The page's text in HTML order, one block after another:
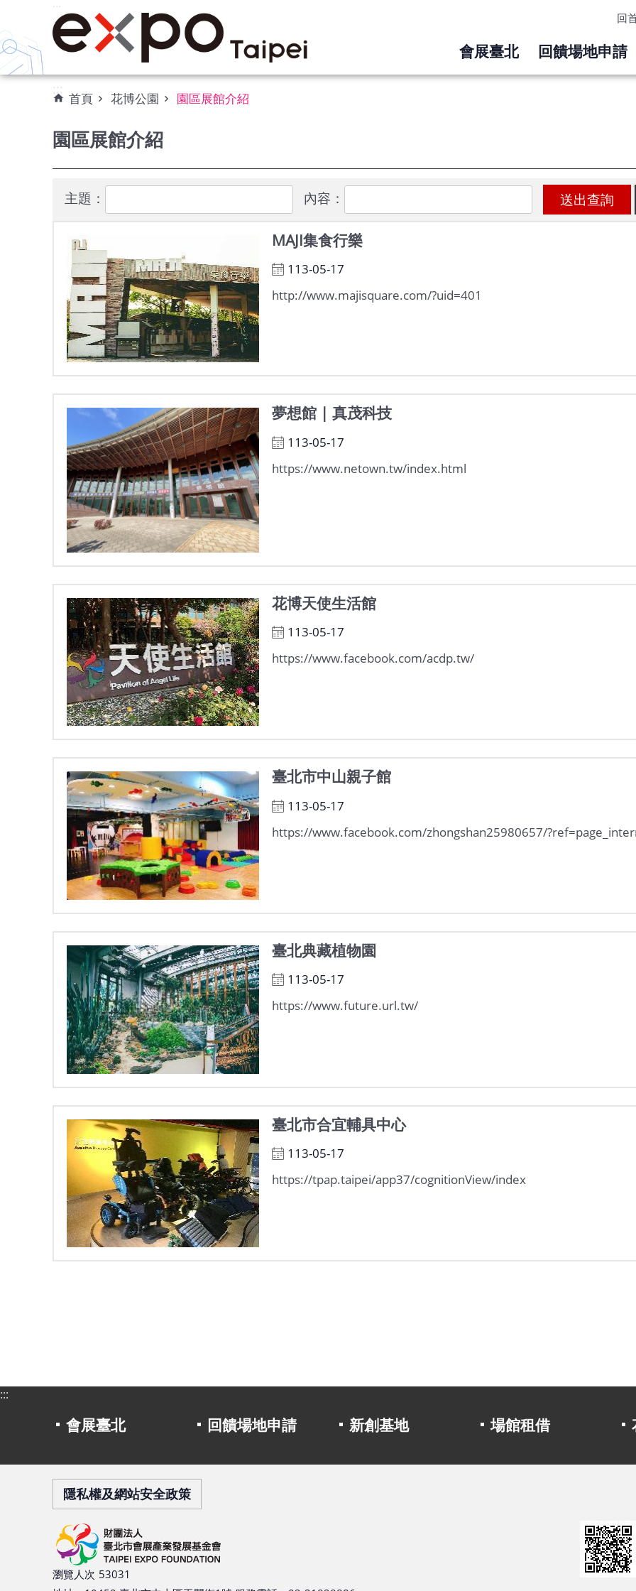
跳到主要內容區塊
:::
回
會展臺北 回饋場地申請
:::
首頁 花博公園 園區展館介紹
園區展館介紹
主題： 內容：
MAJI集食行樂
113-05-17
http://www.majisquare.com/?uid=401
夢想館 | 真茂科技
113-05-17
https://www.netown.tw/index.html
花博天使生活館
113-05-17
https://www.facebook.com/acdp.tw/
臺北市中山親子館
113-05-17
https://www.facebook.com/zhongshan25980657/
臺北典藏植物園
113-05-17
https://www.future.url.tw/
臺北市合宜輔具中心
113-05-17
https://tpap.taipei/app37/cognitionView/index
:::
會展臺北 回饋場地申請 新創基地 場館租借
隱私權及網站安全政策
瀏覽人次 53031